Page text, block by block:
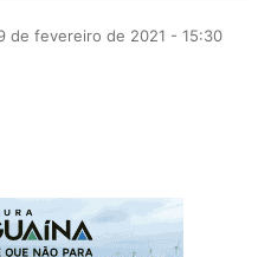
de fevereiro de 2021 - 15:30